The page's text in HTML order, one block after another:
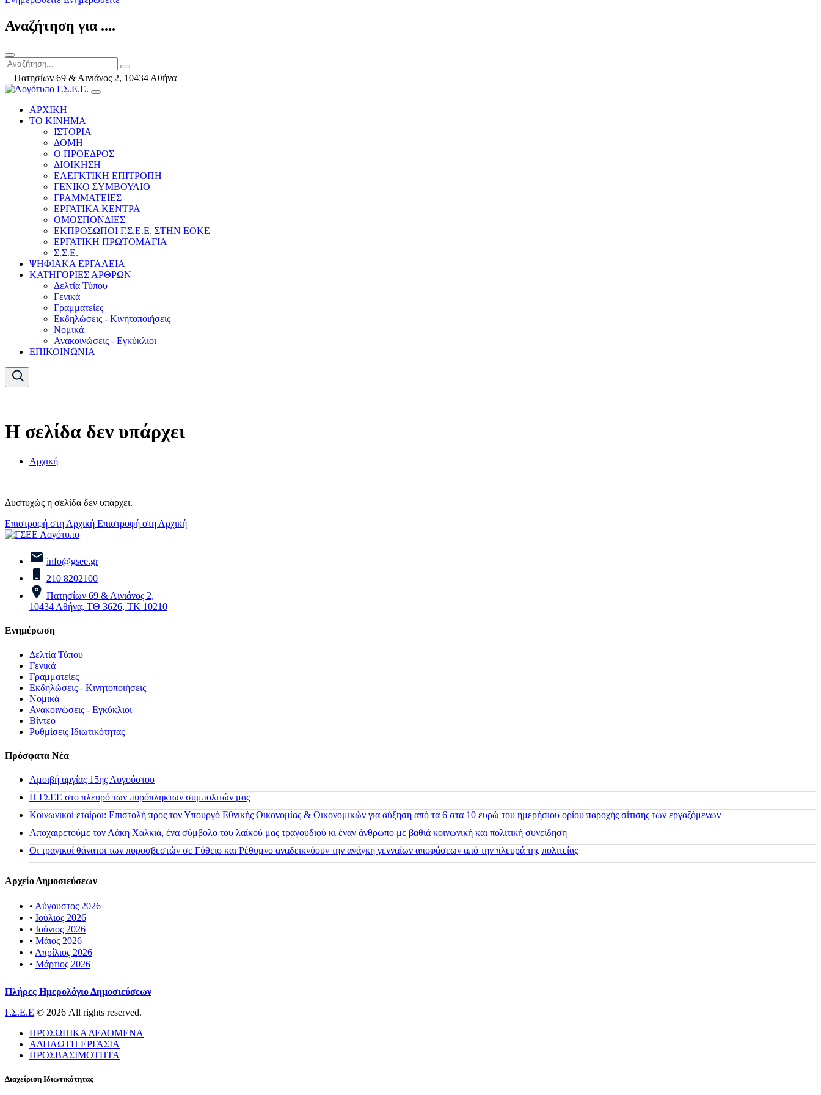
Αναζήτηση για ....
Πατησίων 69 & Αινιάνος 2, 10434 Αθήνα
ΑΡΧΙΚΗ
ΤΟ ΚΙΝΗΜΑ
ΙΣΤΟΡΙΑ
ΔΟΜΗ
Ο ΠΡΟΕΔΡΟΣ
ΔΙΟΙΚΗΣΗ
ΕΛΕΓΚΤΙΚΗ ΕΠΙΤΡΟΠΗ
ΓΕΝΙΚΟ ΣΥΜΒΟΥΛΙΟ
ΓΡΑΜΜΑΤΕΙΕΣ
ΕΡΓΑΤΙΚΑ ΚΕΝΤΡΑ
ΟΜΟΣΠΟΝΔΙΕΣ
ΕΚΠΡΟΣΩΠΟΙ Γ.Σ.Ε.Ε. ΣΤΗΝ ΕΟΚΕ
ΕΡΓΑΤΙΚΗ ΠΡΩΤΟΜΑΓΙΑ
Σ.Σ.Ε.
ΨΗΦΙΑΚΑ ΕΡΓΑΛΕΙΑ
ΚΑΤΗΓΟΡΙΕΣ ΑΡΘΡΩΝ
Δελτία Τύπου
Γενικά
Γραμματείες
Εκδηλώσεις - Κινητοποιήσεις
Νομικά
Ανακοινώσεις - Εγκύκλιοι
ΕΠΙΚΟΙΝΩΝΙΑ
Η σελίδα δεν υπάρχει
Αρχική
Δυστυχώς η σελίδα δεν υπάρχει.
Επιστροφή στη Αρχική Επιστροφή στη Αρχική
info@gsee.gr
210 8202100
Πατησίων 69 & Αινιάνος 2,
10434 Αθήνα, ΤΘ 3626, ΤΚ 10210
Ενημέρωση
Δελτία Τύπου
Γενικά
Γραμματείες
Εκδηλώσεις - Κινητοποιήσεις
Νομικά
Ανακοινώσεις - Εγκύκλιοι
Βίντεο
Ρυθμίσεις Ιδιωτικότητας
Πρόσφατα Νέα
Αμοιβή αργίας 15ης Αυγούστου
H ΓΣΕΕ στο πλευρό των πυρόπληκτων συμπολιτών μας
Κοινωνικοί εταίροι: Επιστολή προς τον Υπουργό Εθνικής Οικονομίας & Οικονομικών για αύξηση από τα 6 στα 10 ευρώ του ημερήσιου ορίου παροχής σίτισης των εργαζόμενων
Αποχαιρετούμε τον Λάκη Χαλκιά, ένα σύμβολο του λαϊκού μας τραγουδιού κι έναν άνθρωπο με βαθιά κοινωνική και πολιτική συνείδηση
Οι τραγικοί θάνατοι των πυροσβεστών σε Γύθειο και Ρέθυμνο αναδεικνύουν την ανάγκη γενναίων αποφάσεων από την πλευρά της πολιτείας
Αρχείο Δημοσιεύσεων
• Αύγουστος 2026
• Ιούλιος 2026
• Ιούνιος 2026
• Μάιος 2026
• Απρίλιος 2026
• Μάρτιος 2026
Πλήρες Ημερολόγιο Δημοσιεύσεων
Γ.Σ.Ε.Ε © 2026 All rights reserved.
ΠΡΟΣΩΠΙΚΑ ΔΕΔΟΜΕΝΑ
ΑΔΗΛΩΤΗ ΕΡΓΑΣΙΑ
ΠΡΟΣΒΑΣΙΜΟΤΗΤΑ
Διαχείριση Ιδιωτικότητας